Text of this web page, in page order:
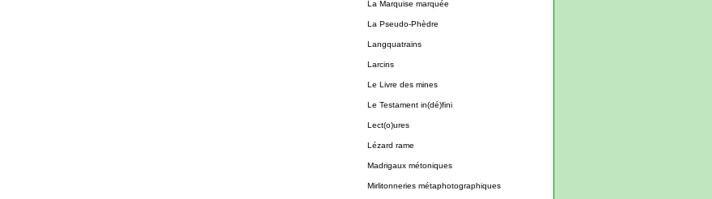
La Marquise marquée
La Pseudo-Phèdre
Langquatrains
Larcins
Le Livre des mines
Le Testament in(dé)fini
Lect(o)ures
Lézard rame
Madrigaux métoniques
Mirlitonneries métaphotographiques